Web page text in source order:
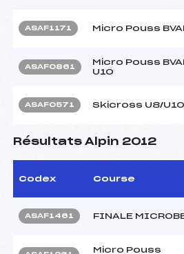
ASAF1171 Micro Pouss
ASAF0861
Micro Pouss
U10
ASAF0571 Skicross U8/U10
Résultats Alpin 2012
Codex Course
ASAF1461 FINALE
Micro Pouss